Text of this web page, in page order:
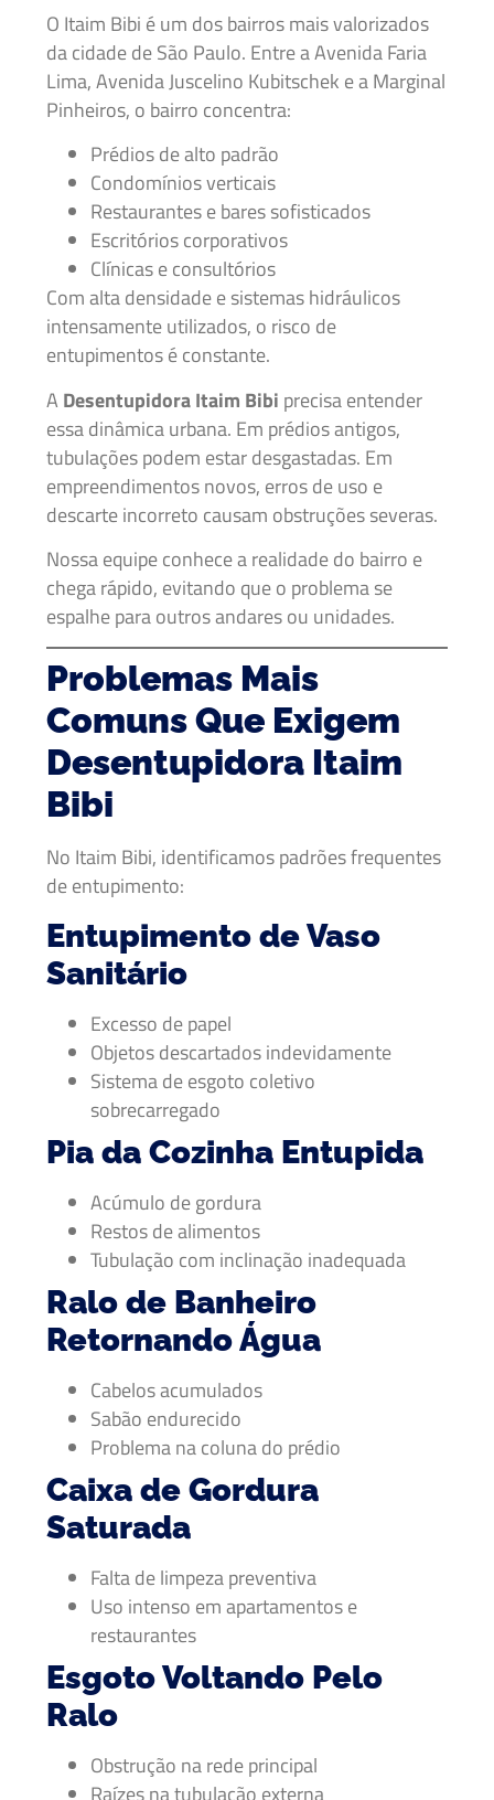
O Itaim Bibi é um dos bairros mais valorizados
da cidade de São Paulo. Entre a Avenida Faria
Lima, Avenida Juscelino Kubitschek e a Marginal
Pinheiros, o bairro concentra:
Prédios de alto padrão
Condomínios verticais
Restaurantes e bares sofisticados
Escritórios corporativos
Clínicas e consultórios
Com alta densidade e sistemas hidráulicos
intensamente utilizados, o risco de
entupimentos é constante.
A Desentupidora Itaim Bibi precisa entender
essa dinâmica urbana. Em prédios antigos,
tubulações podem estar desgastadas. Em
empreendimentos novos, erros de uso e
descarte incorreto causam obstruções severas.
Nossa equipe conhece a realidade do bairro e
chega rápido, evitando que o problema se
espalhe para outros andares ou unidades.
Problemas Mais
Comuns Que Exigem
Desentupidora Itaim
Bibi
No Itaim Bibi, identificamos padrões frequentes
de entupimento:
Entupimento de Vaso
Sanitário
Excesso de papel
Objetos descartados indevidamente
Sistema de esgoto coletivo
sobrecarregado
Pia da Cozinha Entupida
Acúmulo de gordura
Restos de alimentos
Tubulação com inclinação inadequada
Ralo de Banheiro
Retornando Água
Cabelos acumulados
Sabão endurecido
Problema na coluna do prédio
Caixa de Gordura
Saturada
Falta de limpeza preventiva
Uso intenso em apartamentos e
restaurantes
Esgoto Voltando Pelo
Ralo
Obstrução na rede principal
Raízes na tubulação externa